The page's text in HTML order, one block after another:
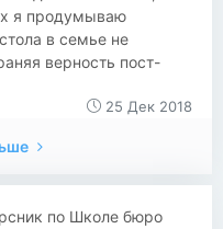
я продумываю
в семье не
верность пост-
25 Дек 2018
по Школе бюро